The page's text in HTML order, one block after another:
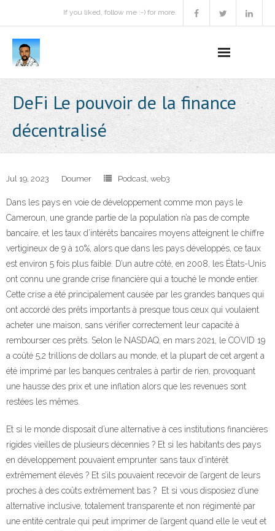
If you liked, follow me :-) for more.
Podcast
Activities
Projects
About
Contact Me
Books Recommendation
DeFi Le pouvoir de la finance
décentralisé
Jul 19, 2023 Doumer Podcast, web3
Dans les pays en voie de développement comme mon pays le
Cameroun, une grande partie de la population n’a pas de compte
bancaire, et les taux d’intérêts bancaires moyens atteignent le chiffre
vertigineux de 9 à 10%, alors que dans les pays développés, ce taux
est environ 5 fois plus faible. D’un autre côté, en 2008, les États-Unis
ont connu une grande crise financière qui a touché le monde entier.
Cette crise a été principalement causée par les grandes banques qui
ont accordé des prêts importants à presque tous ceux qui voulaient
acheter une maison, sans vérifier correctement leur capacité à
rembourser ces prêts. Selon le NASDAQ, en mars 2021, le COVID 19
a coûté 5,2 trillions de dollars au monde, et la plupart de cet argent a
été imprimé par les banques centrales à partir de rien, provoquant
une hausse des prix et une inflation alors que les revenues sont
restées les mêmes.
Et si le monde disposait d’une alternative à ces institutions financières
rigides vieilles de plusieurs décennies ? Et si les habitants des pays
en développement pouvaient emprunter sans taux d’intérêt
extrêmement élevés ? Et s’ils pouvaient recevoir de l’argent de leurs
proches à des coûts extrêmement bas ? Et si vous disposiez d’une
alternative inclusive, totalement transparente et non régimenté par
une entité centrale qui peut imprimer de l’argent quand elle le veut et